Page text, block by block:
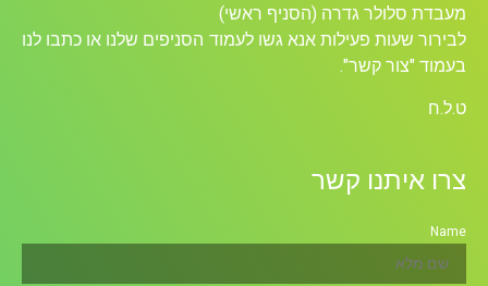
מעבדת סלולר גדרה (הסניף ראשי)
לבירור שעות פעילות אנא גשו לעמוד הסניפים שלנו או כתבו לנו
בעמוד "צור קשר".
ט.ל.ח
צרו איתנו קשר
Name